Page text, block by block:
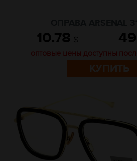
10.78 $
оптовые цены доступны
КУПИТЬ